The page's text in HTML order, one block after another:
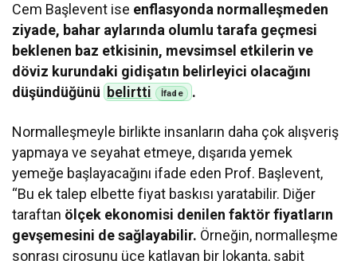
Cem Başlevent ise enflasyonda normalleşmeden
ziyade, bahar aylarında olumlu tarafa geçmesi
beklenen baz etkisinin, mevsimsel etkilerin ve
döviz kurundaki gidişatın belirleyici olacağını
düşündüğünü belirtti .
Normalleşmeyle birlikte insanların daha çok alışveriş
yapmaya ve seyahat etmeye, dışarıda yemek
yemeğe başlayacağını ifade eden Prof. Başlevent,
“Bu ek talep elbette fiyat baskısı yaratabilir. Diğer
taraftan ölçek ekonomisi denilen faktör fiyatların
gevşemesini de sağlayabilir. Örneğin, normalleşme
sonrası cirosunu üçe katlayan bir lokanta, sabit